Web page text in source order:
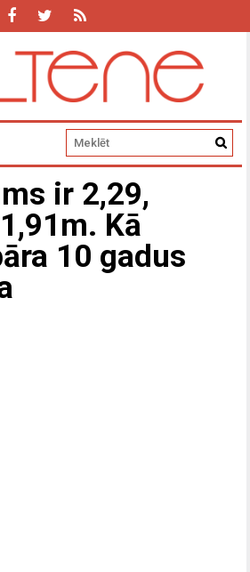
ir 2,29,
Kā
10 gadus